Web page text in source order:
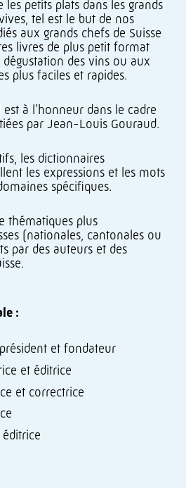
petits plats dans les grands
tel est le but de nos
aux grands chefs de Suisse
livres de plus petit format
des vins ou aux
plus faciles et rapides.
est à l’honneur dans le cadre
par Jean-Louis Gouraud.
les dictionnaires
les expressions et les mots
spécifiques.
thématiques plus
(nationales, cantonales ou
par des auteurs et des
:
et fondateur
et éditrice
et correctrice